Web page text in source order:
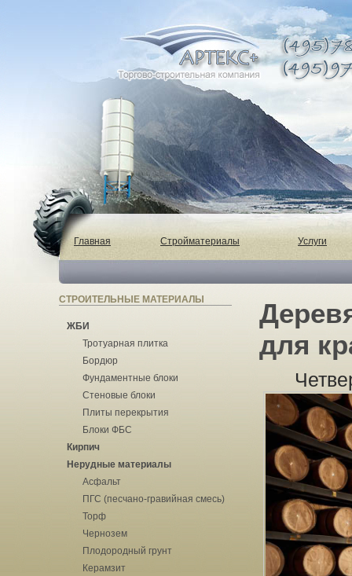
Главная Стройматериалы Услуги
СТРОИТЕЛЬНЫЕ МАТЕРИАЛЫ
ЖБИ
Тротуарная плитка
Бордюр
Фундаментные блоки
Стеновые блоки
Плиты перекрытия
Блоки ФБС
Кирпич
Нерудные материалы
Асфальт
ПГС (песчано-гравийная смесь)
Торф
Чернозем
Плодородный грунт
Керамзит
для